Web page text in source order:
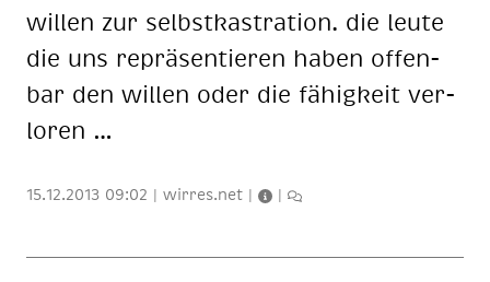
wil­len zur selbst­kas­tra­ti­on. die leu­te
die uns re­prä­sen­tie­ren ha­ben of­fen­
bar den wil­len oder die fä­hig­keit ver­
lo­ren …
15.12.2013 09:02 | wirres.net | |